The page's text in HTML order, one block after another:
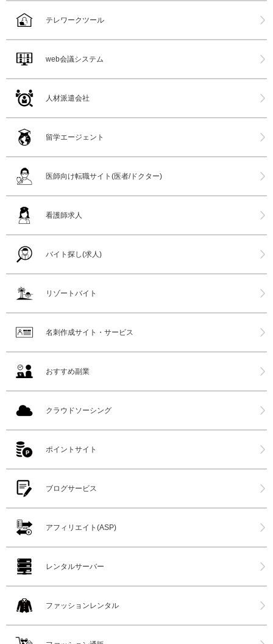
テレワークツール
web会議システム
人材派遣会社
留学エージェント
医師向け転職サイト(医者/ドクター)
看護師求人
バイト探し(求人)
リゾートバイト
名刺作成サイト・サービス
おすすめ副業
クラウドソーシング
ポイントサイト
ブログサービス
アフィリエイト(ASP)
レンタルサーバー
ファッションレンタル